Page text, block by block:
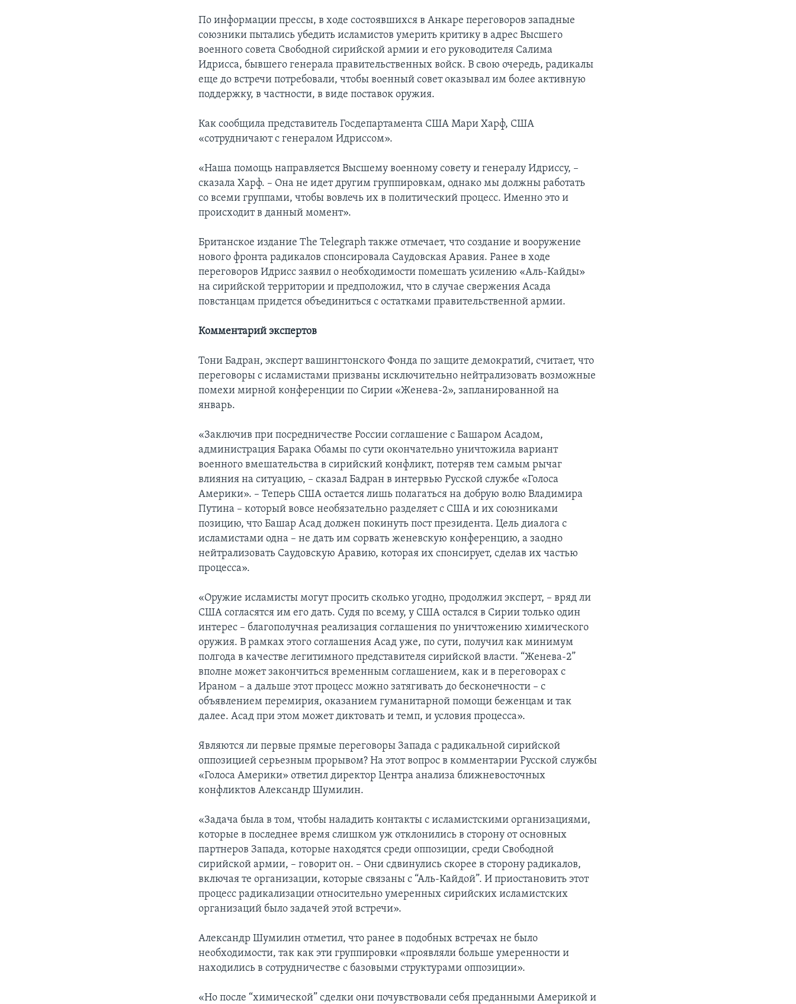
По информации прессы, в ходе состоявшихся в Анкаре переговоров западные
союзники пытались убедить исламистов умерить критику в адрес Высшего
военного совета Свободной сирийской армии и его руководителя Салима
Идрисса, бывшего генерала правительственных войск. В свою очередь, радикалы
еще до встречи потребовали, чтобы военный совет оказывал им более активную
поддержку, в частности, в виде поставок оружия.
Как сообщила представитель Госдепартамента США Мари Харф, США
«сотрудничают с генералом Идриссом».
«Наша помощь направляется Высшему военному совету и генералу Идриссу, –
сказала Харф. – Она не идет другим группировкам, однако мы должны работать
со всеми группами, чтобы вовлечь их в политический процесс. Именно это и
происходит в данный момент».
Британское издание The Telegraph также отмечает, что создание и вооружение
нового фронта радикалов спонсировала Саудовская Аравия. Ранее в ходе
переговоров Идрисс заявил о необходимости помешать усилению «Аль-Кайды»
на сирийской территории и предположил, что в случае свержения Асада
повстанцам придется объединиться с остатками правительственной армии.
Комментарий экспертов
Тони Бадран, эксперт вашингтонского Фонда по защите демократий, считает, что
переговоры с исламистами призваны исключительно нейтрализовать возможные
помехи мирной конференции по Сирии «Женева-2», запланированной на
январь.
«Заключив при посредничестве России соглашение с Башаром Асадом,
администрация Барака Обамы по сути окончательно уничтожила вариант
военного вмешательства в сирийский конфликт, потеряв тем самым рычаг
влияния на ситуацию, – сказал Бадран в интервью Русской службе «Голоса
Америки». – Теперь США остается лишь полагаться на добрую волю Владимира
Путина – который вовсе необязательно разделяет с США и их союзниками
позицию, что Башар Асад должен покинуть пост президента. Цель диалога с
исламистами одна – не дать им сорвать женевскую конференцию, а заодно
нейтрализовать Саудовскую Аравию, которая их спонсирует, сделав их частью
процесса».
«Оружие исламисты могут просить сколько угодно, продолжил эксперт, – вряд ли
США согласятся им его дать. Судя по всему, у США остался в Сирии только один
интерес – благополучная реализация соглашения по уничтожению химического
оружия. В рамках этого соглашения Асад уже, по сути, получил как минимум
полгода в качестве легитимного представителя сирийской власти. “Женева-2”
вполне может закончиться временным соглашением, как и в переговорах с
Ираном – а дальше этот процесс можно затягивать до бесконечности – с
объявлением перемирия, оказанием гуманитарной помощи беженцам и так
далее. Асад при этом может диктовать и темп, и условия процесса».
Являются ли первые прямые переговоры Запада с радикальной сирийской
оппозицией серьезным прорывом? На этот вопрос в комментарии Русской службы
«Голоса Америки» ответил директор Центра анализа ближневосточных
конфликтов Александр Шумилин.
«Задача была в том, чтобы наладить контакты с исламистскими организациями,
которые в последнее время слишком уж отклонились в сторону от основных
партнеров Запада, которые находятся среди оппозиции, среди Свободной
сирийской армии, – говорит он. – Они сдвинулись скорее в сторону радикалов,
включая те организации, которые связаны с “Аль-Кайдой”. И приостановить этот
процесс радикализации относительно умеренных сирийских исламистских
организаций было задачей этой встречи».
Александр Шумилин отметил, что ранее в подобных встречах не было
необходимости, так как эти группировки «проявляли больше умеренности и
находились в сотрудничестве с базовыми структурами оппозиции».
«Но после “химической” сделки они почувствовали себя преданными Америкой и